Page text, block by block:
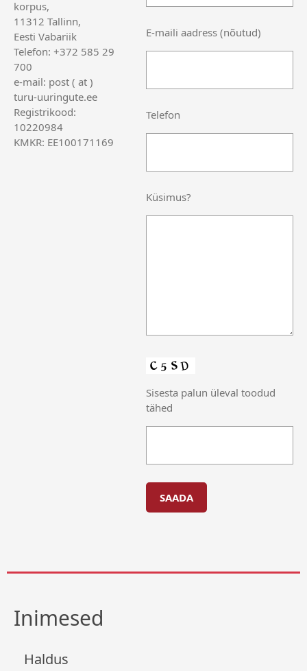
korpus,
11312 Tallinn,
Eesti Vabariik
Telefon: +372 585 29
700
e-mail: post ( at )
turu-uuringute.ee
Registrikood:
10220984
KMKR: EE100171169
E-maili aadress (nõutud)
Telefon
Küsimus?
Sisesta palun üleval toodud
tähed
Inimesed
Haldus